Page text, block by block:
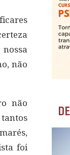
não
não
tantos
foi